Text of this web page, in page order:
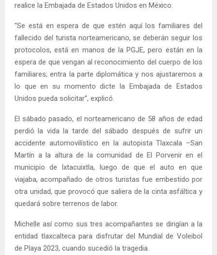
realice la Embajada de Estados Unidos en México.
“Se está en espera de que estén aquí los familiares del
fallecido del turista norteamericano, se deberán seguir los
protocolos, está en manos de la PGJE, pero están en la
espera de que vengan al reconocimiento del cuerpo de los
familiares; entra la parte diplomática y nos ajustaremos a
lo que en su momento dicte la Embajada de Estados
Unidos pueda solicitar”, explicó.
El sábado pasado, el norteamericano de 58 años de edad
perdió la vida la tarde del sábado después de sufrir un
accidente automovilístico en la autopista Tlaxcala –San
Martín a la altura de la comunidad de El Porvenir en el
municipio de Ixtacuixtla, luego de que el auto en que
viajaba, acompañado de otros turistas fue embestido por
otra unidad, que provocó que saliera de la cinta asfáltica y
quedará sobre terrenos de labor.
Michelle así como sus tres acompañantes se dirigían a la
entidad tlaxcalteca para disfrutar del Mundial de Voleibol
de Playa 2023, cuando sucedió la tragedia.